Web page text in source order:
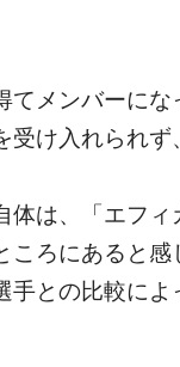
てメンバーに
け入れられず
体は、「エフ
ころにあると
手との比較に